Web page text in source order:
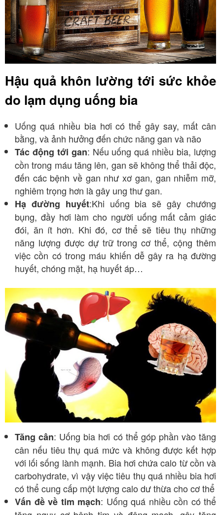
Hậu quả khôn lường tới sức khỏe
do lạm dụng uống bia
Uống quá nhiều bia hơi có thể gây say, mất cân
bằng, và ảnh hưởng đến chức năng gan và não
Tác động tới gan: Nếu uống quá nhiều bia, lượng
cồn trong máu tăng lên, gan sẽ không thể thải độc,
đến các bệnh về gan như xơ gan, gan nhiễm mỡ,
nghiêm trọng hơn là gây ung thư gan.
Hạ đường huyết:Khi uống bia sẽ gây chướng
bụng, đầy hơi làm cho người uống mất cảm giác
đói, ăn ít hơn. Khi đó, cơ thể sẽ tiêu thụ những
năng lượng được dự trữ trong cơ thể, cộng thêm
việc cồn có trong máu khiến dễ gây ra hạ đường
huyết, chóng mặt, hạ huyết áp…
Tăng cân: Uống bia hơi có thể góp phần vào tăng
cân nếu tiêu thụ quá mức và không được kết hợp
với lối sống lành mạnh. Bia hơi chứa calo từ cồn và
carbohydrate, vì vậy việc tiêu thụ quá nhiều bia hơi
có thể cung cấp một lượng calo dư thừa cho cơ thể
Vấn đề về tim mạch: Uống quá nhiều cồn có thể